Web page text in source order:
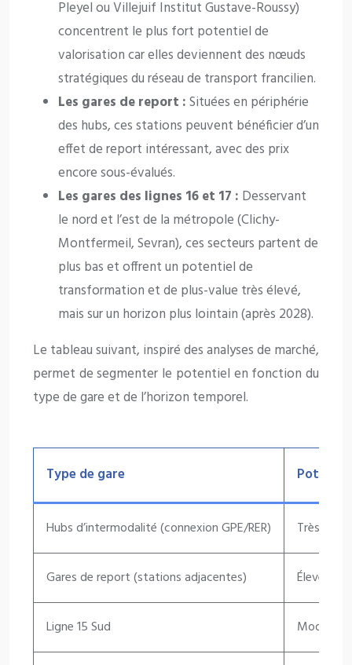
Pleyel ou Villejuif Institut Gustave-Roussy)
concentrent le plus fort potentiel de
valorisation car elles deviennent des nœuds
stratégiques du réseau de transport francilien.
Les gares de report :Situées en périphérie
des hubs, ces stations peuvent bénéficier d’un
effet de report intéressant, avec des prix
encore sous-évalués.
Les gares des lignes 16 et 17 : Desservant
le nord et l’est de la métropole (Clichy-
Montfermeil, Sevran), ces secteurs partent de
plus bas et offrent un potentiel de
transformation et de plus-value très élevé,
mais sur un horizon plus lointain (après 2028).
Le tableau suivant, inspiré des analyses de marché,
permet de segmenter le potentiel en fonction du
type de gare et de l’horizon temporel.
Type de gare
Hubs d’intermodalité (connexion GPE/RER) Très élevé
Gares de report (stations adjacentes) Élevé
Ligne 15 Sud Modéré